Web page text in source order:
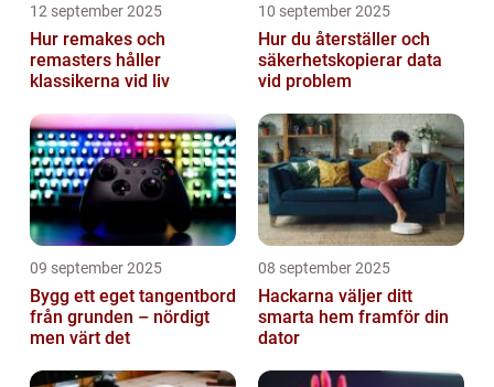
12 september 2025
Hur remakes och
remasters håller
klassikerna vid liv
10 september 2025
Hur du återställer och
säkerhetskopierar data
vid problem
09 september 2025
Bygg ett eget tangentbord
från grunden – nördigt
men värt det
08 september 2025
Hackarna väljer ditt
smarta hem framför din
dator